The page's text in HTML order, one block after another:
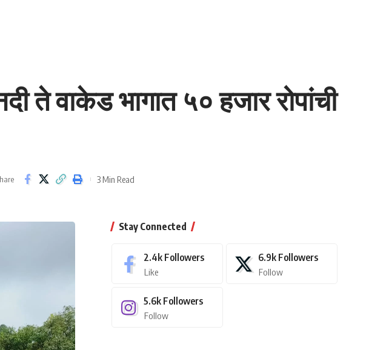
ते वाकेड भागात ५० हजार रोपांची
3 Min Read
Stay Connected
2.4k Followers
Like
6.9k Followers
Follow
5.6k Followers
Follow